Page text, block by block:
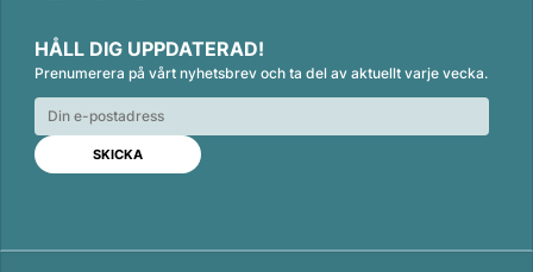
n
k
e
d
n
c
e
b
o
o
k
a
i
l
HÅLL DIG UPPDATERAD!
Prenumerera på vårt nyhetsbrev och ta del av aktuellt varje vecka.